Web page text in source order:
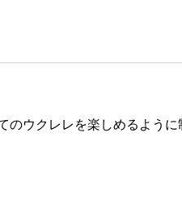
ウクレレを楽しめるよう